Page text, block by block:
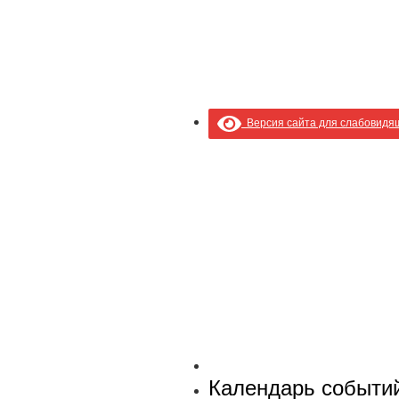
Версия сайта для
Календарь